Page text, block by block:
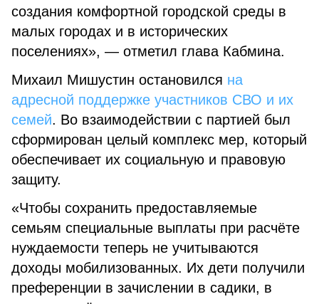
создания комфортной городской среды в
малых городах и в исторических
поселениях», — отметил глава Кабмина.
Михаил Мишустин остановился на
адресной поддержке участников СВО и их
семей. Во взаимодействии с партией был
сформирован целый комплекс мер, который
обеспечивает их социальную и правовую
защиту.
«Чтобы сохранить предоставляемые
семьям специальные выплаты при расчёте
нуждаемости теперь не учитываются
доходы мобилизованных. Их дети получили
преференции в зачислении в садики, в